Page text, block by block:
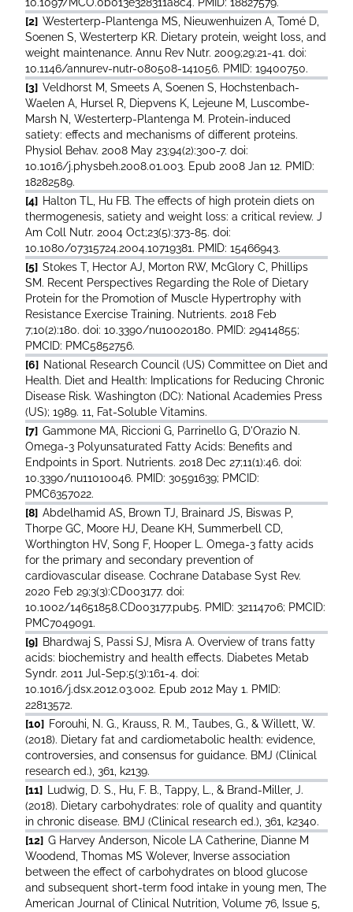
[2] Westerterp-Plantenga MS, Nieuwenhuizen A, Tomé D,
Soenen S, Westerterp KR. Dietary protein, weight loss, and
weight maintenance. Annu Rev Nutr. 2009;29:21-41. doi:
10.1146/annurev-nutr-080508-141056. PMID: 19400750.
[3] Veldhorst M, Smeets A, Soenen S, Hochstenbach-
Waelen A, Hursel R, Diepvens K, Lejeune M, Luscombe-
Marsh N, Westerterp-Plantenga M. Protein-induced
satiety: effects and mechanisms of different proteins.
Physiol Behav. 2008 May 23;94(2):300-7. doi:
10.1016/j.physbeh.2008.01.003. Epub 2008 Jan 12. PMID:
18282589.
[4] Halton TL, Hu FB. The effects of high protein diets on
thermogenesis, satiety and weight loss: a critical review. J
Am Coll Nutr. 2004 Oct;23(5):373-85. doi:
10.1080/07315724.2004.10719381. PMID: 15466943.
[5] Stokes T, Hector AJ, Morton RW, McGlory C, Phillips
SM. Recent Perspectives Regarding the Role of Dietary
Protein for the Promotion of Muscle Hypertrophy with
Resistance Exercise Training. Nutrients. 2018 Feb
7;10(2):180. doi: 10.3390/nu10020180. PMID: 29414855;
PMCID: PMC5852756.
[6] National Research Council (US) Committee on Diet and
Health. Diet and Health: Implications for Reducing Chronic
Disease Risk. Washington (DC): National Academies Press
(US); 1989. 11, Fat-Soluble Vitamins.
[7] Gammone MA, Riccioni G, Parrinello G, D'Orazio N.
Omega-3 Polyunsaturated Fatty Acids: Benefits and
Endpoints in Sport. Nutrients. 2018 Dec 27;11(1):46. doi:
10.3390/nu11010046. PMID: 30591639; PMCID:
PMC6357022.
[8] Abdelhamid AS, Brown TJ, Brainard JS, Biswas P,
Thorpe GC, Moore HJ, Deane KH, Summerbell CD,
Worthington HV, Song F, Hooper L. Omega-3 fatty acids
for the primary and secondary prevention of
cardiovascular disease. Cochrane Database Syst Rev.
2020 Feb 29;3(3):CD003177. doi:
10.1002/14651858.CD003177.pub5. PMID: 32114706; PMCID:
PMC7049091.
[9] Bhardwaj S, Passi SJ, Misra A. Overview of trans fatty
acids: biochemistry and health effects. Diabetes Metab
Syndr. 2011 Jul-Sep;5(3):161-4. doi:
10.1016/j.dsx.2012.03.002. Epub 2012 May 1. PMID:
22813572.
[10] Forouhi, N. G., Krauss, R. M., Taubes, G., & Willett, W.
(2018). Dietary fat and cardiometabolic health: evidence,
controversies, and consensus for guidance. BMJ (Clinical
research ed.), 361, k2139.
[11]
Ludwig, D. S., Hu, F. B., Tappy, L., & Brand-Miller, J.
(2018). Dietary carbohydrates: role of quality and quantity
in chronic disease. BMJ (Clinical research ed.), 361, k2340.
[12] G Harvey Anderson, Nicole LA Catherine, Dianne M
Woodend, Thomas MS Wolever, Inverse association
between the effect of carbohydrates on blood glucose
and subsequent short-term food intake in young men, The
American Journal of Clinical Nutrition, Volume 76, Issue 5,